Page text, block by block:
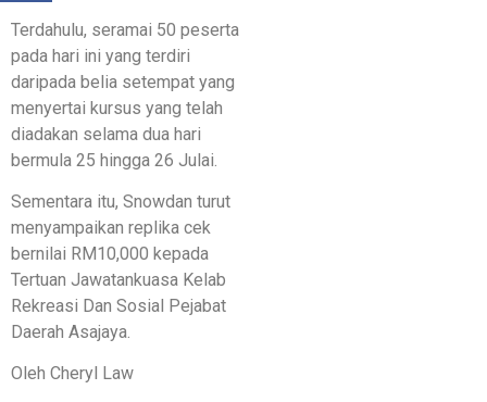
Terdahulu, seramai 50 peserta
pada hari ini yang terdiri
daripada belia setempat yang
menyertai kursus yang telah
diadakan selama dua hari
bermula 25 hingga 26 Julai.
Sementara itu, Snowdan turut
menyampaikan replika cek
bernilai RM10,000 kepada
Tertuan Jawatankuasa Kelab
Rekreasi Dan Sosial Pejabat
Daerah Asajaya.
Oleh Cheryl Law